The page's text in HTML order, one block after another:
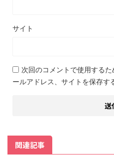
サイト
次回のコメントで使用する
ールアドレス、サイトを保存す
関連記事